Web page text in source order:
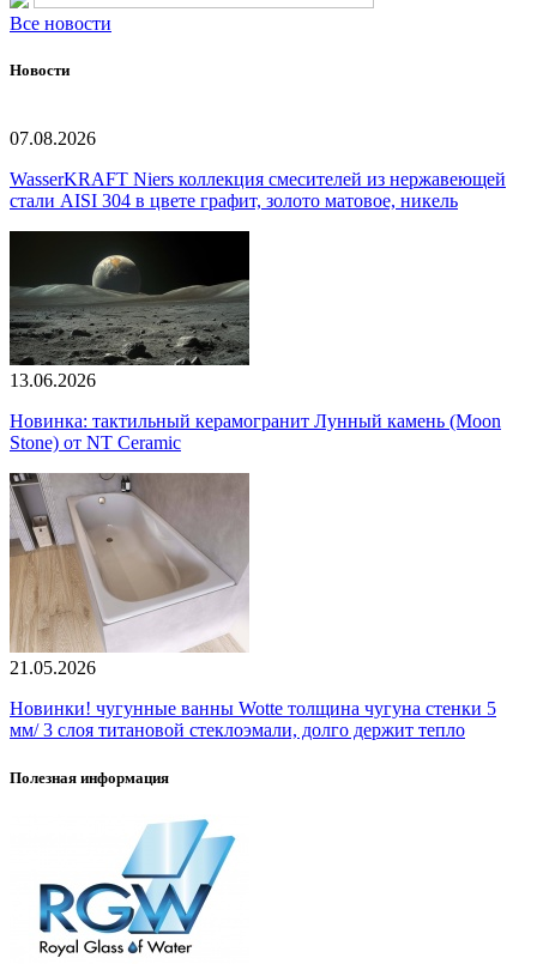
Все новости
Новости
07.08.2026
WasserKRAFT Niers коллекция смесителей из нержавеющей
стали AISI 304 в цвете графит, золото матовое, никель
13.06.2026
Новинка: тактильный керамогранит Лунный камень (Moon
Stone) от NT Ceramic
21.05.2026
Новинки! чугунные ванны Wotte толщина чугуна стенки 5
мм/ 3 слоя титановой стеклоэмали, долго держит тепло
Полезная информация